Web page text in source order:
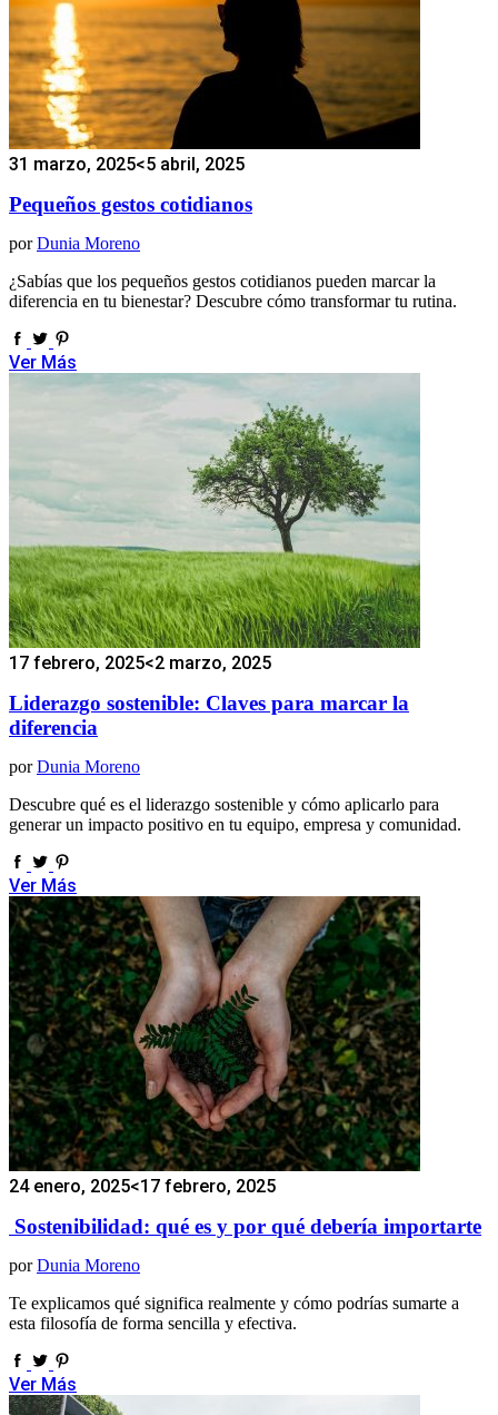
31 marzo, 2025<5 abril, 2025
Pequeños gestos cotidianos
por Dunia Moreno
¿Sabías que los pequeños gestos cotidianos pueden marcar la
diferencia en tu bienestar? Descubre cómo transformar tu rutina.
Ver Más
17 febrero, 2025<2 marzo, 2025
Liderazgo sostenible: Claves para marcar la
diferencia
por Dunia Moreno
Descubre qué es el liderazgo sostenible y cómo aplicarlo para
generar un impacto positivo en tu equipo, empresa y comunidad.
Ver Más
24 enero, 2025<17 febrero, 2025
Sostenibilidad: qué es y por qué debería importarte
por Dunia Moreno
Te explicamos qué significa realmente y cómo podrías sumarte a
esta filosofía de forma sencilla y efectiva.
Ver Más